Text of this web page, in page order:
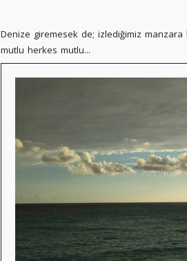
Denize giremesek de; izlediğimiz
mutlu herkes mutlu...